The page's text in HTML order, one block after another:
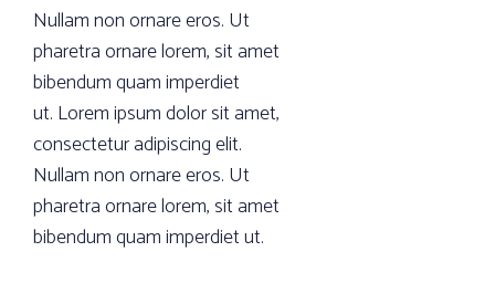
Nullam non ornare eros. Ut
pharetra ornare lorem, sit amet
bibendum quam imperdiet
ut. Lorem ipsum dolor sit amet,
consectetur adipiscing elit.
Nullam non ornare eros. Ut
pharetra ornare lorem, sit amet
bibendum quam imperdiet ut.